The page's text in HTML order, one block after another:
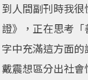
到人間副刊時我
證》，正在思考
字中充滿這方面
戴震想區分出社